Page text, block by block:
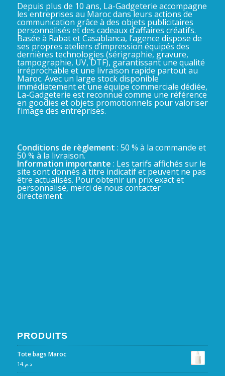
Depuis plus de 10 ans, La-Gadgeterie accompagne
les entreprises au Maroc dans leurs actions de
communication grâce à des objets publicitaires
personnalisés et des cadeaux d’affaires créatifs.
Basée à Rabat et Casablanca, l’agence dispose de
ses propres ateliers d’impression équipés des
dernières technologies (sérigraphie, gravure,
tampographie, UV, DTF), garantissant une qualité
irréprochable et une livraison rapide partout au
Maroc. Avec un large stock disponible
immédiatement et une équipe commerciale dédiée,
La-Gadgeterie est reconnue comme une référence
en goodies et objets promotionnels pour valoriser
l’image des entreprises.
Conditions de règlement : 50 % à la commande et
50 % à la livraison.
Information importante : Les tarifs affichés sur le
site sont donnés à titre indicatif et peuvent ne pas
être actualisés. Pour obtenir un prix exact et
personnalisé, merci de nous contacter
directement.
PRODUITS
Tote bags Maroc
د.م.14